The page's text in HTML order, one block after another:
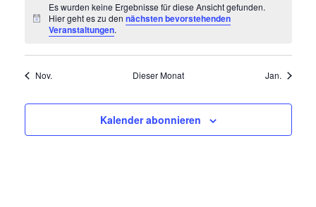
Es wurden keine Ergebnisse für diese Ansicht gefunden.
Hier geht es zu dennächsten bevorstehenden
Veranstaltungen.
Nov. Dieser Monat Jan.
Kalender abonnieren